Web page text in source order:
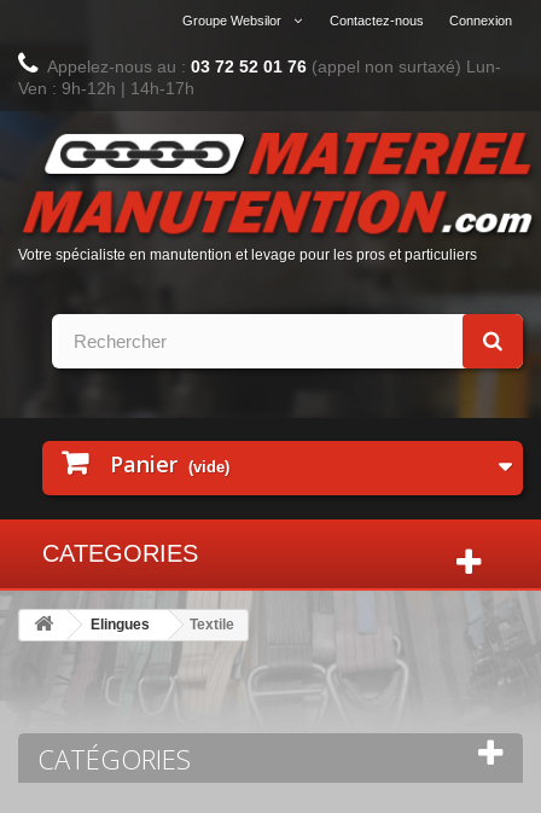
Connexion
Contactez-nous
Groupe Websilor
Appelez-nous au : 03 72 52 01 76 (appel non surtaxé) Lun-
Ven : 9h-12h | 14h-17h
Votre spécialiste en manutention et levage pour les pros et particuliers
Panier (vide)
CATEGORIES
Elingues Textile
CATÉGORIES